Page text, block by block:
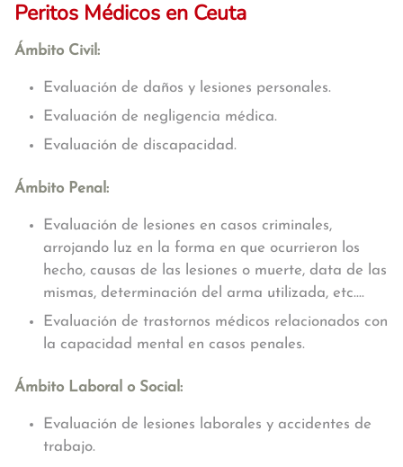
Peritos Médicos en Ceuta
Ámbito Civil:
Evaluación de daños y lesiones personales.
Evaluación de negligencia médica.
Evaluación de discapacidad.
Ámbito Penal:
Evaluación de lesiones en casos criminales,
arrojando luz en la forma en que ocurrieron los
hecho, causas de las lesiones o muerte, data de las
mismas, determinación del arma utilizada, etc....
Evaluación de trastornos médicos relacionados con
la capacidad mental en casos penales.
Ámbito Laboral o Social:
Evaluación de lesiones laborales y accidentes de
trabajo.